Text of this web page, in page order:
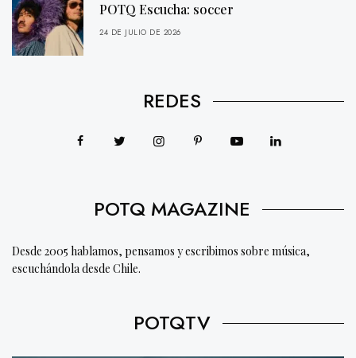
POTQ Escucha: soccer
24 DE JULIO DE 2026
REDES
POTQ MAGAZINE
Desde 2005 hablamos, pensamos y escribimos sobre música,
escuchándola desde Chile.
POTQTV